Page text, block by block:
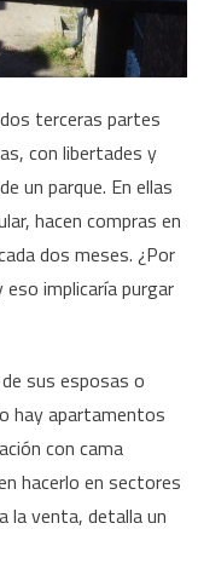
terceras partes
con libertades y
un parque. En ellas
hacen compras en
dos meses. ¿Por
implicaría purgar
sus esposas o
hay apartamentos
con cama
hacerlo en sectores
la venta, detalla un